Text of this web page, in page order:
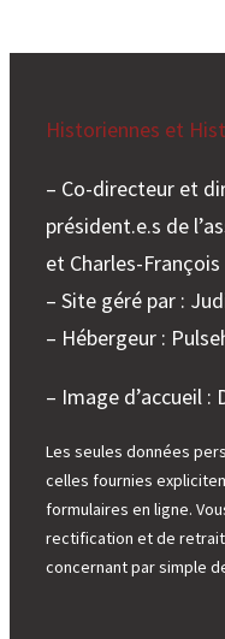
Historiennes et
– Co-directeur et
président.e.s de
et Charles-
– Site géré par :
– Hébergeur :
– Image d’accueil :
Les seules données
celles fournies
formulaires en ligne.
rectification et de
concernant par simple